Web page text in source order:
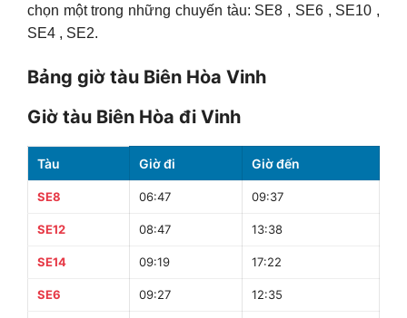
chọn một trong những chuyến tàu: SE8 , SE6 , SE10 ,
SE4 , SE2.
Bảng giờ tàu Biên Hòa Vinh
Giờ tàu Biên Hòa đi Vinh
Tàu Giờ đi Giờ đến
SE8 06:47 09:37
SE12 08:47 13:38
SE14 09:19 17:22
SE6 09:27 12:35